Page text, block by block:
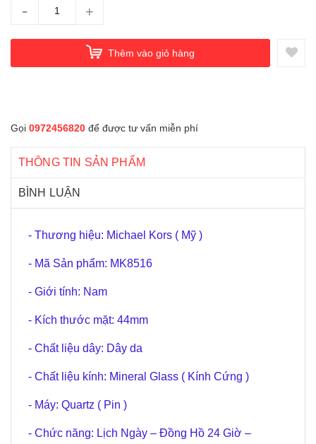
- +
Thêm vào giỏ hàng
Gọi 0972456820 để được tư vấn miễn phí
THÔNG TIN SẢN PHẨM
BÌNH LUẬN
- Thương hiệu: Michael Kors ( Mỹ )
- Mã Sản phẩm: MK8516
- Giới tính: Nam
- Kích thước mặt: 44mm
- Chất liệu dây: Dây da
- Chất liệu kính: Mineral Glass ( Kính Cứng )
- Máy: Quartz ( Pin )
- Chức năng: Lịch Ngày – Đồng Hồ 24 Giờ –